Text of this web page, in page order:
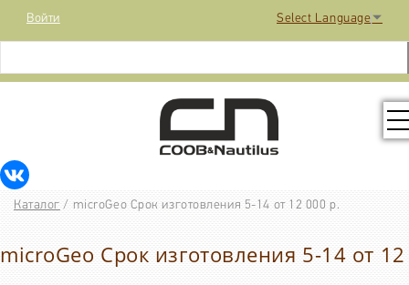
Select Language ▼
Войти
Каталог / microGeo Срок изготовления 5-14 от 12 000 р.
microGeo Срок изготовления 5-14 от 12